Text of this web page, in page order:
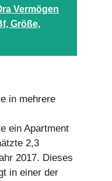
Vermögen
Größe,
in mehrere
ein Apartment
2,3
2017. Dieses
in einer der